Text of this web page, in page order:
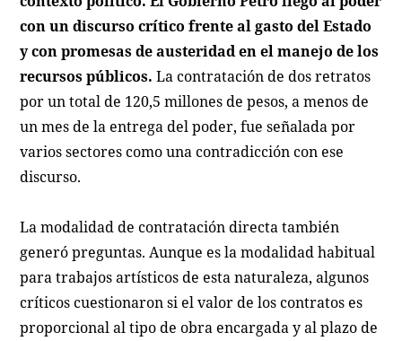
con un discurso crítico frente al gasto del Estado
y con promesas de austeridad en el manejo de los
recursos públicos. La contratación de dos retratos
por un total de 120,5 millones de pesos, a menos de
un mes de la entrega del poder, fue señalada por
varios sectores como una contradicción con ese
discurso.
La modalidad de contratación directa también
generó preguntas. Aunque es la modalidad habitual
para trabajos artísticos de esta naturaleza, algunos
críticos cuestionaron si el valor de los contratos es
proporcional al tipo de obra encargada y al plazo de